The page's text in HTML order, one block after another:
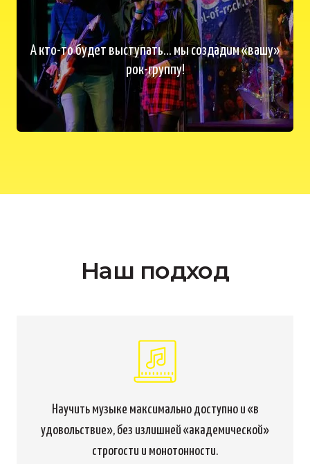
А кто-то будет выступать... мы создадим «вашу»
рок-группу!
Наш подход
Научить музыке максимально доступно и «в
удовольствие», без излишней «академической»
строгости и монотонности.